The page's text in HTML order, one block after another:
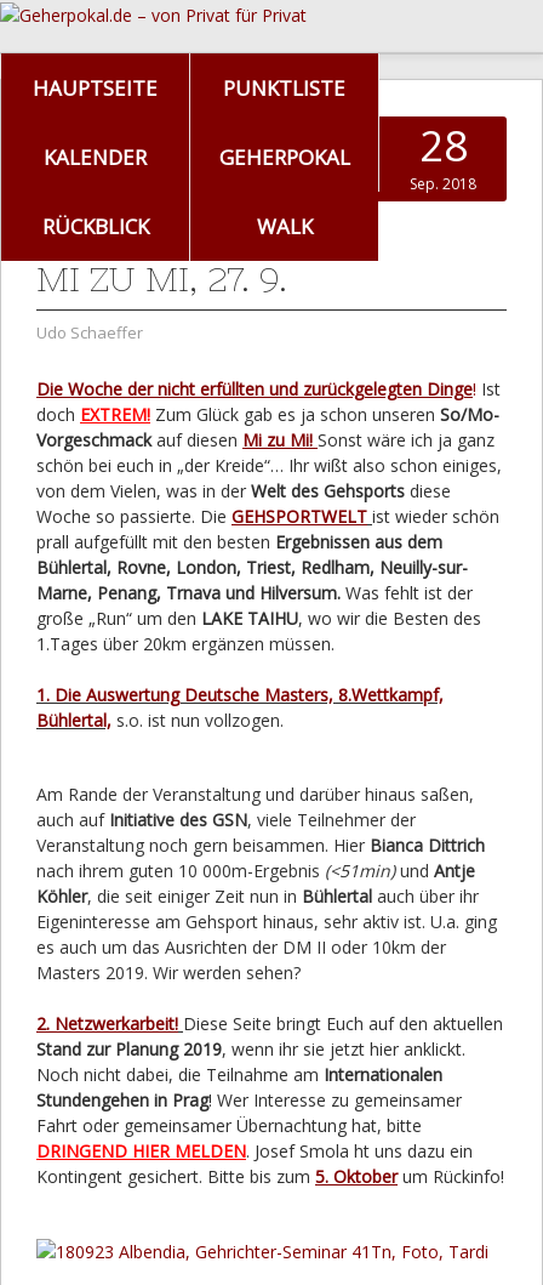
HAUPTSEITE PUNKTLISTE
KALENDER GEHERPOKAL
RÜCKBLICK WALK
28
Sep. 2018
MI ZU MI, 27. 9.
Udo Schaeffer
Die Woche der nicht erfüllten und zurückgelegten Dinge! Ist
doch EXTREM! Zum Glück gab es ja schon unseren So/Mo-
Vorgeschmackauf diesen Mi zu Mi! Sonst wäre ich ja ganz
schön bei euch in „der Kreide“… Ihr wißt also schon einiges,
von dem Vielen, was in der Welt des Gehsports diese
Woche so passierte. Die GEHSPORTWELT ist wieder schön
prall aufgefüllt mit den besten Ergebnissen aus dem
Bühlertal, Rovne, London, Triest, Redlham, Neuilly-sur-
Marne, Penang, Trnava und Hilversum. Was fehlt ist der
große „Run“ um den LAKE TAIHU, wo wir die Besten des
1.Tages über 20km ergänzen müssen.
1. Die Auswertung Deutsche Masters, 8.Wettkampf,
Bühlertal, s.o. ist nun vollzogen.
Am Rande der Veranstaltung und darüber hinaus saßen,
auch auf Initiative des GSN, viele Teilnehmer der
Veranstaltung noch gern beisammen. Hier Bianca Dittrich
nach ihrem guten 10 000m-Ergebnis (<51min)und Antje
Köhler, die seit einiger Zeit nun in Bühlertal auch über ihr
Eigeninteresse am Gehsport hinaus, sehr aktiv ist. U.a. ging
es auch um das Ausrichten der DM II oder 10km der
Masters 2019. Wir werden sehen?
2. Netzwerkarbeit! Diese Seite bringt Euch auf den aktuellen
Stand zur Planung 2019, wenn ihr sie jetzt hier anklickt.
Noch nicht dabei, die Teilnahme am Internationalen
Stundengehen in Prag! Wer Interesse zu gemeinsamer
Fahrt oder gemeinsamer Übernachtung hat, bitte
DRINGEND HIER MELDEN. Josef Smola ht uns dazu ein
Kontingent gesichert. Bitte bis zum 5. Oktoberum Rückinfo!